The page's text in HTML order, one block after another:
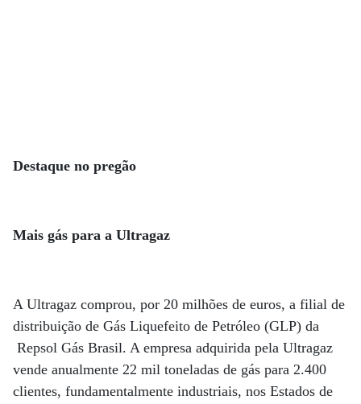
Destaque no pregão
Mais gás para a Ultragaz
A Ultragaz comprou, por 20 milhões de euros, a filial de
distribuição de Gás Liquefeito de Petróleo (GLP) da
Repsol Gás Brasil. A empresa adquirida pela Ultragaz
vende anualmente 22 mil toneladas de gás para 2.400
clientes, fundamentalmente industriais, nos Estados de